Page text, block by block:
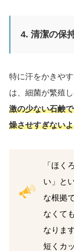
4. 清潔の保
特に汗をかきや
は、細菌が繁殖
激の少ない石鹸
燥させすぎない
「ほく
い」と
な根拠
なくて
なりま
短くカ